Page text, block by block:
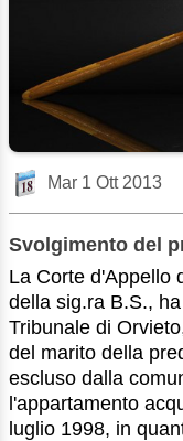
Mar 1 Ott 2013
Svolgimento del
La Corte d'Appello
della sig.ra B.S.,
Tribunale di
del marito della
escluso dalla
l'appartamento
luglio 1998, in